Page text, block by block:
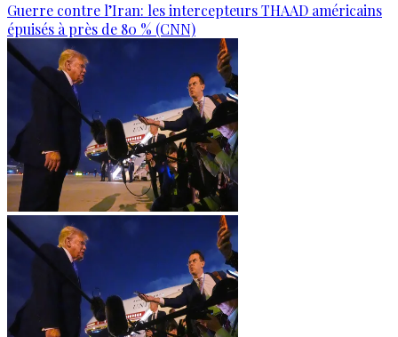
Guerre contre l’Iran: les intercepteurs THAAD américains
épuisés à près de 80 % (CNN)